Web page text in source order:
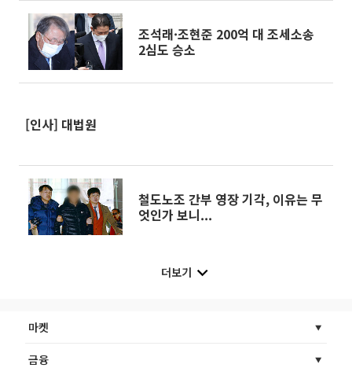
조석래·조현준 200억 대 조세소송
2심도 승소
[인사] 대법원
철도노조 간부 영장 기각, 이유는 무
엇인가 보니...
더보기
마켓
금융